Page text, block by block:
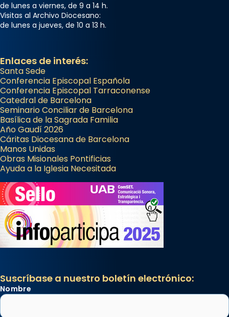
de lunes a viernes, de 9 a 14 h.
Visitas al Archivo Diocesano:
de lunes a jueves, de 10 a 13 h.
Enlaces de interés:
Santa Sede
Conferencia Episcopal Española
Conferencia Episcopal Tarraconense
Catedral de Barcelona
Seminario Conciliar de Barcelona
Basílica de la Sagrada Familia
Año Gaudí 2026
Cáritas Diocesana de Barcelona
Manos Unidas
Obras Misionales Pontificias
Ayuda a la Iglesia Necesitada
Suscríbase a nuestro boletín electrónico:
Nombre